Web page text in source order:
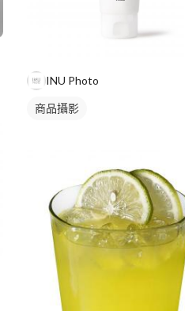
INU Photo
商品攝影